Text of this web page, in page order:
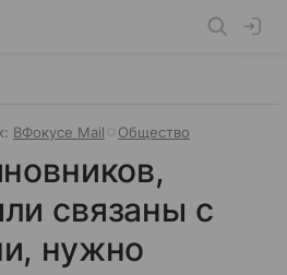
ВФокусе Mail Общество
связаны с
нужно